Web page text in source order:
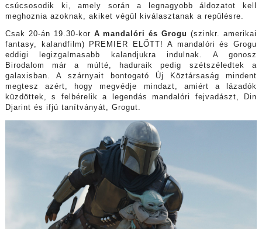
csúcsosodik ki, amely során a legnagyobb áldozatot kell
meghoznia azoknak, akiket végül kiválasztanak a repülésre.
Csak 20-án 19.30-kor A mandalóri és Grogu(szinkr. amerikai
fantasy, kalandfilm) PREMIER ELŐTT! A mandalóri és Grogu
eddigi legizgalmasabb kalandjukra indulnak. A gonosz
Birodalom már a múlté, haduraik pedig szétszéledtek a
galaxisban. A szárnyait bontogató Új Köztársaság mindent
megtesz azért, hogy megvédje mindazt, amiért a lázadók
küzdöttek, s felbérelik a legendás mandalóri fejvadászt, Din
Djarint és ifjú tanítványát, Grogut.